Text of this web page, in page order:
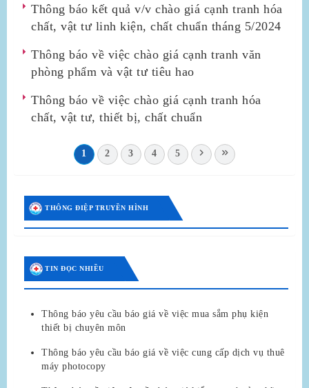
Thông báo kết quả v/v chào giá cạnh tranh hóa
chất, vật tư linh kiện, chất chuẩn tháng 5/2024
Thông báo về việc chào giá cạnh tranh văn
phòng phẩm và vật tư tiêu hao
Thông báo về việc chào giá cạnh tranh hóa
chất, vật tư, thiết bị, chất chuẩn
1 2 3 4 5
THÔNG ĐIỆP TRUYỀN HÌNH
TIN ĐỌC NHIỀU
Thông báo yêu cầu báo giá về việc mua sắm phụ kiện
thiết bị chuyên môn
Thông báo yêu cầu báo giá về việc cung cấp dịch vụ thuê
máy photocopy